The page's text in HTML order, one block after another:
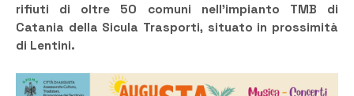
rifiuti di oltre 50 comuni nell’impianto TMB di
Catania della Sicula Trasporti, situato in prossimità
di Lentini.